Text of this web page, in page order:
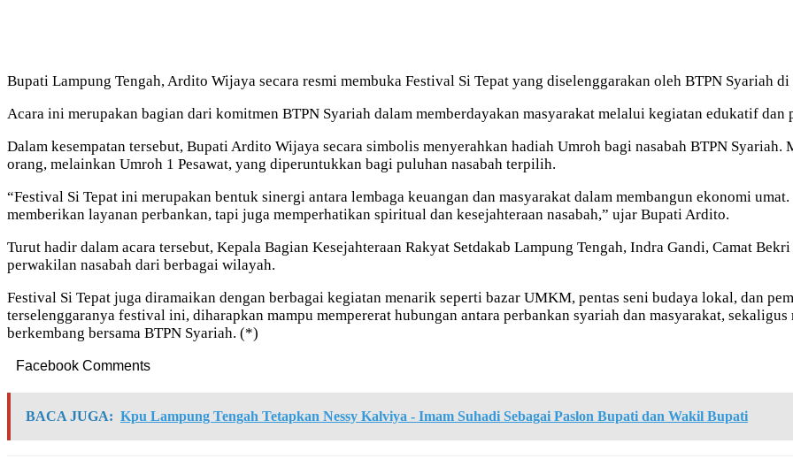
Bupati Lampung Tengah, Ardito Wijaya secara resmi membuka Festival Si Tepat yang diselenggarakan oleh BTPN Syariah
Acara ini merupakan bagian dari komitmen BTPN Syariah dalam memberdayakan masyarakat melalui kegiatan edukatif dan
Dalam kesempatan tersebut, Bupati Ardito Wijaya secara simbolis menyerahkan hadiah Umroh bagi nasabah BTPN
orang, melainkan Umroh 1 Pesawat, yang diperuntukkan bagi puluhan nasabah terpilih.
“Festival Si Tepat ini merupakan bentuk sinergi antara lembaga keuangan dan masyarakat dalam membangun ekonomi
memberikan layanan perbankan, tapi juga memperhatikan spiritual dan kesejahteraan nasabah,” ujar Bupati Ardito.
Turut hadir dalam acara tersebut, Kepala Bagian Kesejahteraan Rakyat Setdakab Lampung Tengah, Indra Gandi, Camat
perwakilan nasabah dari berbagai wilayah.
Festival Si Tepat juga diramaikan dengan berbagai kegiatan menarik seperti bazar UMKM, pentas seni budaya lokal, dan
terselenggaranya festival ini, diharapkan mampu mempererat hubungan antara perbankan syariah dan masyarakat,
berkembang bersama BTPN Syariah. (*)
Facebook Comments
BACA JUGA: Kpu Lampung Tengah Tetapkan Nessy Kalviya - Imam Suhadi Sebagai Paslon Bupati dan Wakil Bupati